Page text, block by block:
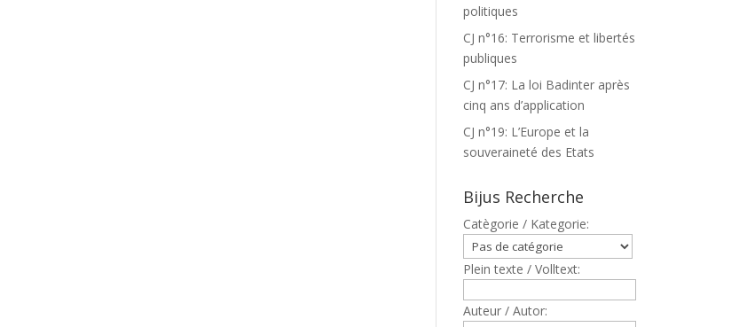
politiques
CJ n°16: Terrorisme et libertés
publiques
CJ n°17: La loi Badinter après
cinq ans d’application
CJ n°19: L’Europe et la
souveraineté des Etats
Bijus Recherche
Catègorie / Kategorie:
Plein texte / Volltext:
Auteur / Autor: